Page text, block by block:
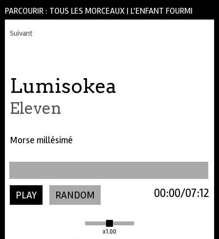
PARCOURIR : TOUS LES MORCEAUX | L'ENFANT FOURMI
Suivant
Lumisokea
Eleven
Morse millésimé
PLAY RANDOM
x1.00
07:12
00:00